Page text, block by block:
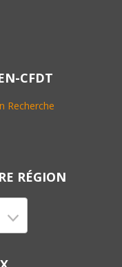
CFDT
Recherche
RÉGION